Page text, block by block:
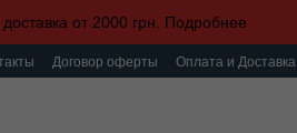
от 2000 грн. Подробнее
Договор оферты
Оплата и Доставка